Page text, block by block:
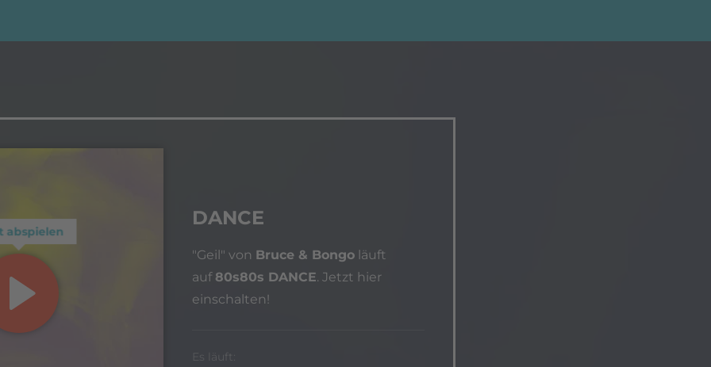
abspielen
DANCE
"Geil" von Bruce & Bongo läuft
auf 80s80s DANCE. Jetzt hier
einschalten!
Es läuft: